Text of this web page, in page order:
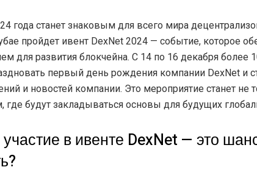
года станет знаковым для всего мира
пройдет ивент DexNet 2024 — событие, которое
для развития блокчейна. С 14 по 16 декабря более
первый день рождения компании DexNet и
и новостей компании. Это мероприятие станет не
где будут закладываться основы для будущих
в ивенте DexNet — это